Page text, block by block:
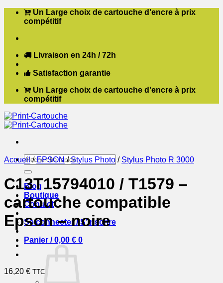
Passer Un Large choix de cartouche d'encre à prix
compétitif
Livraison en 24h / 72h
Satisfaction garantie
Un Large choix de cartouche d'encre à prix
compétitif
Recherche
pour :
Blog
Boutique
Contact
Se connecter / S’inscrire
Panier /0,00 € 0
Accueil / EPSON / Stylus Photo / Stylus Photo R 3000
C13T15794010 / T1579 –
cartouche compatible
Epson – noire
16,20 € TTC